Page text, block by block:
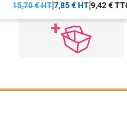
15,70 € HT7,85 € HT9,42 €